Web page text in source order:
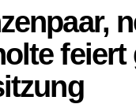
feiert